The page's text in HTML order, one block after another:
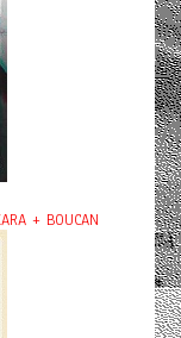
+ BOUCAN